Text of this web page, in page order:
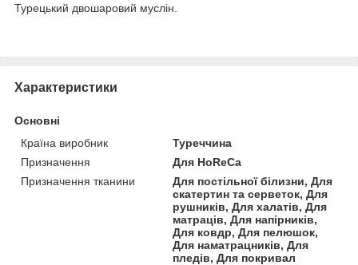
Турецький двошаровий муслін.
Характеристики
Основні
Країна виробник
Туреччина
Призначення
Для HoReCa
Призначення тканини
Для постільної білизни, Для
скатертин та серветок, Для
рушників, Для халатів, Для
матраців, Для напірників,
Для ковдр, Для пелюшок,
Для наматрацників, Для
пледів, Для покривал